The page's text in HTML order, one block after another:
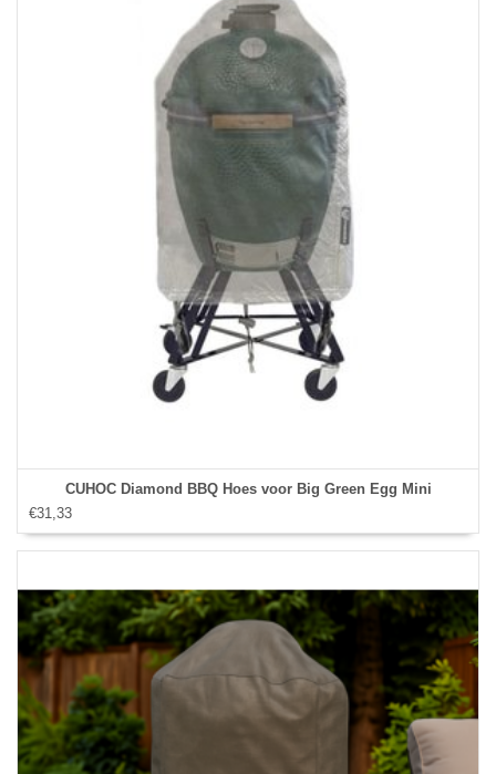
CUHOC Diamond BBQ Hoes voor Big Green Egg Mini
€31,33